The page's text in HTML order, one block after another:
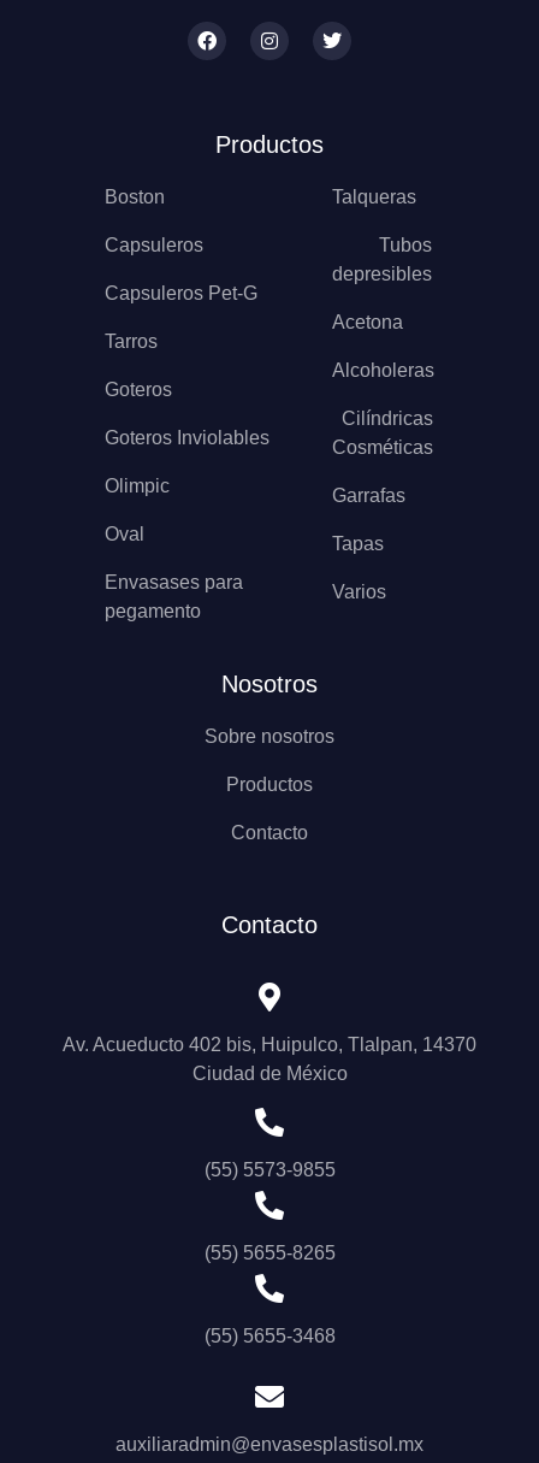
Productos
Boston
Capsuleros
Capsuleros Pet-G
Tarros
Goteros
Goteros Inviolables
Olimpic
Oval
Envasases para
pegamento
Talqueras
Tubos
depresibles
Acetona
Alcoholeras
Cilíndricas
Cosméticas
Garrafas
Tapas
Varios
Nosotros
Sobre nosotros
Productos
Contacto
Contacto
Av. Acueducto 402 bis, Huipulco, Tlalpan, 14370
Ciudad de México
(55) 5573-9855
(55) 5655-8265
(55) 5655-3468
auxiliaradmin@envasesplastisol.mx